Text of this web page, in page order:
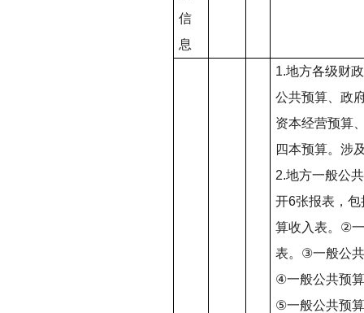
信
息
1.地方各级财
公共预算、政
资本经营预算
四本预算。涉
2.地方一般公
开6张报表，包
算收入表。 ②
表。 ③一般公
④一般公共预
⑤一般公共预